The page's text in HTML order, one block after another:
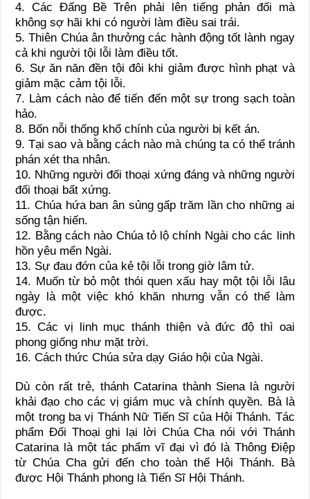
4. Các Đấng Bề Trên phải lên tiếng phản đối mà
không sợ hãi khi có người làm điều sai trái.
5. Thiên Chúa ân thưởng các hành động tốt lành ngay
cả khi người tội lỗi làm điều tốt.
6. Sự ăn năn đền tội đôi khi giảm được hình phạt và
giảm mặc cảm tội lỗi.
7. Làm cách nào để tiến đến một sự trong sạch toàn
hảo.
8. Bốn nỗi thống khổ chính của người bị kết án.
9. Tại sao và bằng cách nào mà chúng ta có thể tránh
phán xét tha nhân.
10. Những người đối thoại xứng đáng và những người
đối thoại bất xứng.
11. Chúa hứa ban ân sủng gấp trăm lần cho những ai
sống tận hiến.
12. Bằng cách nào Chúa tỏ lộ chính Ngài cho các linh
hồn yêu mến Ngài.
13. Sự đau đớn của kẻ tội lỗi trong giờ lâm tử.
14. Muốn từ bỏ một thói quen xấu hay một tội lỗi lâu
ngày là một việc khó khăn nhưng vẫn có thể làm
được.
15. Các vị linh mục thánh thiện và đức độ thì oai
phong giống như mặt trời.
16. Cách thức Chúa sửa dạy Giáo hội của Ngài.
Dù còn rất trẻ, thánh Catarina thành Siena là người
khải đạo cho các vị giám mục và chính quyền. Bà là
một trong ba vị Thánh Nữ Tiến Sĩ của Hội Thánh. Tác
phẩm Đối Thoại ghi lại lời Chúa Cha nói với Thánh
Catarina là một tác phẩm vĩ đại vì đó là Thông Điệp
từ Chúa Cha gửi đến cho toàn thể Hội Thánh. Bà
được Hội Thánh phong là Tiến Sĩ Hội Thánh.